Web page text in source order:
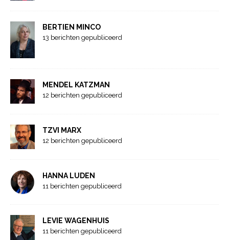
BERTIEN MINCO
13 berichten gepubliceerd
MENDEL KATZMAN
12 berichten gepubliceerd
TZVI MARX
12 berichten gepubliceerd
HANNA LUDEN
11 berichten gepubliceerd
LEVIE WAGENHUIS
11 berichten gepubliceerd